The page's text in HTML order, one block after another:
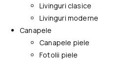
Livinguri clasice
Livinguri moderne
Canapele
Canapele piele
Fotolii piele